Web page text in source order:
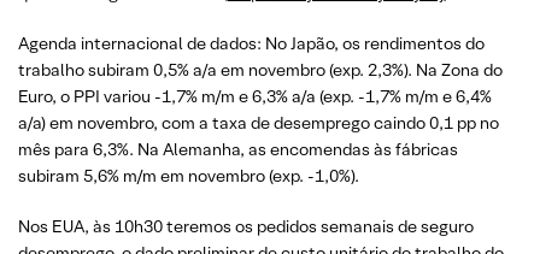
Agenda internacional de dados: No Japão, os rendimentos do
trabalho subiram 0,5% a/a em novembro (exp. 2,3%). Na Zona do
Euro, o PPI variou -1,7% m/m e 6,3% a/a (exp. -1,7% m/m e 6,4%
a/a) em novembro, com a taxa de desemprego caindo 0,1 pp no
mês para 6,3%. Na Alemanha, as encomendas às fábricas
subiram 5,6% m/m em novembro (exp. -1,0%).
Nos EUA, às 10h30 teremos os pedidos semanais de seguro